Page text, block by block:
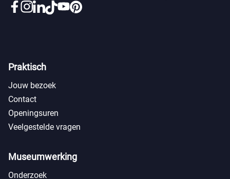
Praktisch
Jouw bezoek
Contact
Openingsuren
Veelgestelde vragen
Museumwerking
Onderzoek